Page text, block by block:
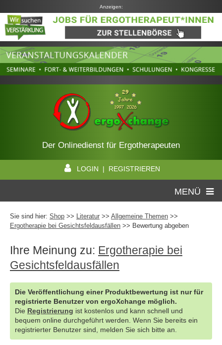
Anzeigen:
Der Onlinedienst für Ergotherapeuten
LOGIN | REGISTRIEREN
MENÜ
Sie sind hier: Shop >> Literatur >> Allgemeine Themen >>
Ergotherapie bei Gesichtsfeldausfällen >> Bewertung abgeben
Ihre Meinung zu: Ergotherapie bei
Gesichtsfeldausfällen
Die Veröffentlichung einer Produktbewertung ist nur für
registrierte Benutzer von ergoXchange möglich.
Die Registrierung ist kostenlos und kann schnell und
bequem online durchgeführt werden. Wenn Sie bereits ein
registrierter Benutzer sind, melden Sie sich bitte an.